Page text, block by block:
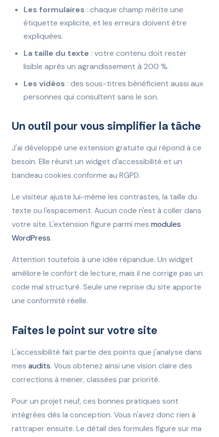
Les formulaires : chaque champ mérite une
étiquette explicite, et les erreurs doivent être
expliquées.
La taille du texte : votre contenu doit rester
lisible après un agrandissement à 200 %.
Les vidéos : des sous-titres bénéficient aussi aux
personnes qui consultent sans le son.
Un outil pour vous simplifier la tâche
J'ai développé une extension gratuite qui répond à ce
besoin. Elle réunit un widget d'accessibilité et un
bandeau cookies conforme au RGPD.
Le visiteur ajuste lui-même les contrastes, la taille du
texte ou l'espacement. Aucun code n'est à coller dans
votre site. L'extension figure parmi mes modules
WordPress.
Attention toutefois à une idée répandue. Un widget
améliore le confort de lecture, mais il ne corrige pas un
code mal structuré. Seule une reprise du site apporte
une conformité réelle.
Faites le point sur votre site
L'accessibilité fait partie des points que j'analyse dans
mes audits. Vous obtenez ainsi une vision claire des
corrections à mener, classées par priorité.
Pour un projet neuf, ces bonnes pratiques sont
intégrées dès la conception. Vous n'avez donc rien à
rattraper ensuite. Le détail des formules figure sur ma